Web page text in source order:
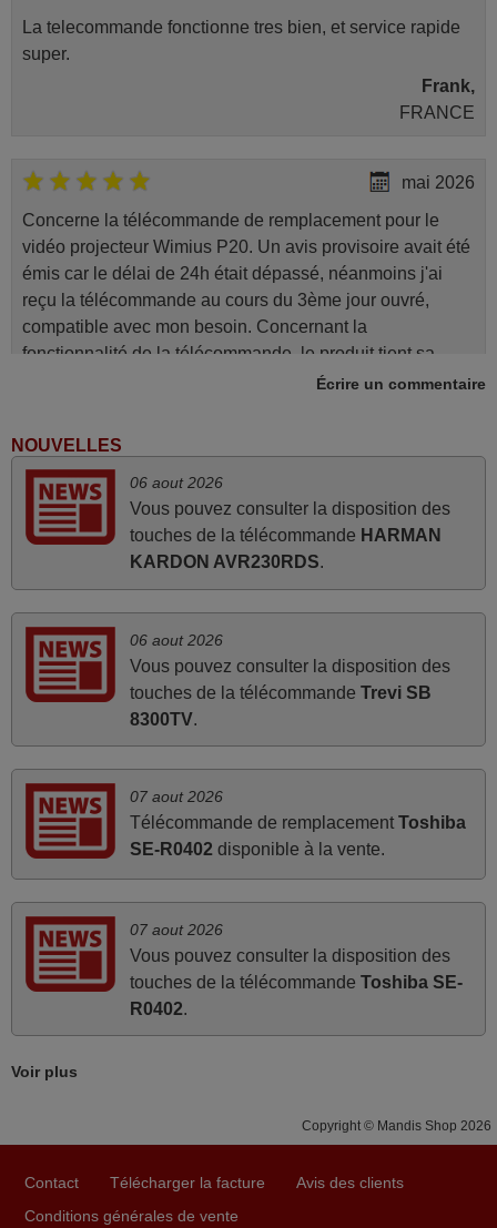
La telecommande fonctionne tres bien, et service rapide
super.
Frank,
FRANCE
mai 2026
Concerne la télécommande de remplacement pour le
vidéo projecteur Wimius P20. Un avis provisoire avait été
émis car le délai de 24h était dépassé, néanmoins j'ai
reçu la télécommande au cours du 3ème jour ouvré,
compatible avec mon besoin. Concernant la
fonctionnalité de la télécommande, le produit tient sa
promesse. Le document permet de connaître facilement
fournies.
FRANCE
avril 2026
Ravie de voir que ma commande effectuée a 13h30est
deja traitée et expédiée Je vous en remercie d’avance et
attend la réception Encore merci
Je suis très content de cet achat. Cette télécommande est
d'origine ne fonctionnait plus (probablement le LED à
changer), et que certains boutons sur le Combiné Radio-
K7-DVD étaient inopérants. Voilà de quoi donner une
seconde vie à mes deux Panasonic haut de gamme des
Alain,
juin 2026
Écrire un commentaire
NOUVELLES
06 aout 2026
Vous pouvez consulter la disposition des
touches de la télécommande HARMAN
KARDON AVR230RDS.
06 aout 2026
Vous pouvez consulter la disposition des
touches de la télécommande Trevi SB
8300TV.
07 aout 2026
Télécommande de remplacement Toshiba
SE-R0402 disponible à la vente.
07 aout 2026
Vous pouvez consulter la disposition des
touches de la télécommande Toshiba SE-
R0402.
Voir plus
Copyright © Mandis Shop 2026
Contact Télécharger la facture
Avis des clients
Conditions générales de vente